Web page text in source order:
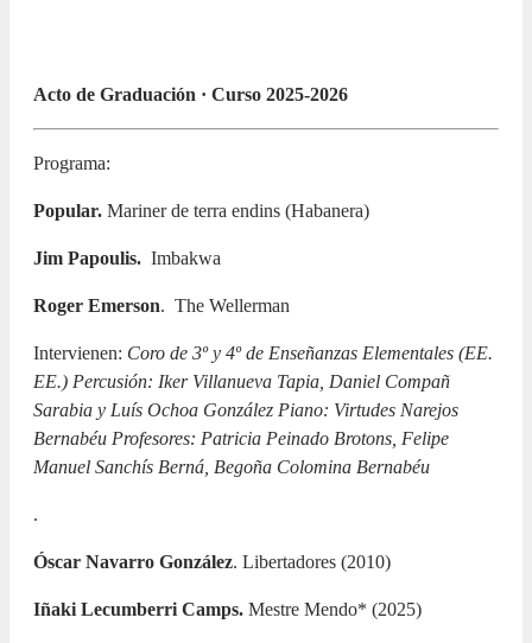
Acto de Graduación · Curso 2025-2026
Programa:
Popular. Mariner de terra endins (Habanera)
Jim Papoulis. Imbakwa
Roger Emerson. The Wellerman
Intervienen: Coro de 3º y 4º de Enseñanzas Elementales (EE.
EE.) Percusión: Iker Villanueva Tapia, Daniel Compañ
Sarabia y Luís Ochoa González Piano: Virtudes Narejos
Bernabéu Profesores: Patricia Peinado Brotons, Felipe
Manuel Sanchís Berná, Begoña Colomina Bernabéu
.
Óscar Navarro González. Libertadores (2010)
Iñaki Lecumberri Camps. Mestre Mendo* (2025)